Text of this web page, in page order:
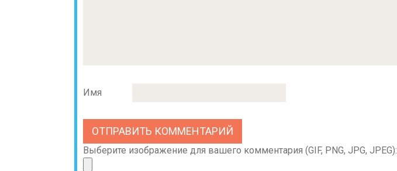
Имя
Выберите изображение для вашего комментария (GIF, PNG, JPG, JPEG):